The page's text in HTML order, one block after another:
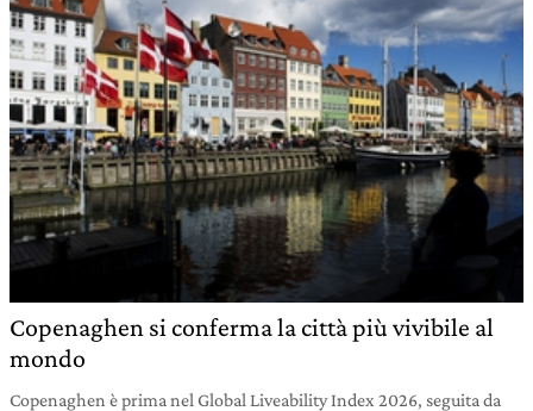
Copenaghen si conferma la città più vivibile al
mondo
Copenaghen è prima nel Global Liveability Index 2026, seguita da